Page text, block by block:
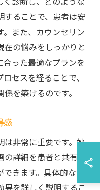
することで、患者は安
また、カウンセリン
の悩みをしっかりと
った最適なプランを
セスを経ることで、
を築けるのです。
感
は非常に重要です。妙
詳細を患者と共有す
きます。具体的な治
を詳しく説明するこ